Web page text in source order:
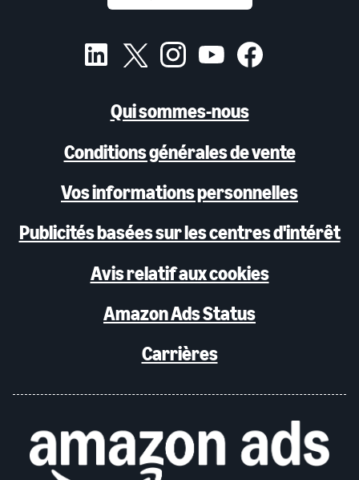
Qui sommes-nous
Conditions générales de vente
Vos informations personnelles
Publicités basées sur les centres d'intérêt
Avis relatif aux cookies
Amazon Ads Status
Carrières